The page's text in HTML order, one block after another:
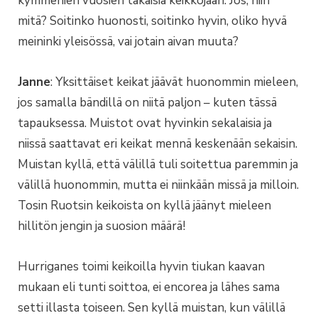
mitä? Soitinko huonosti, soitinko hyvin, oliko hyvä
meininki yleisössä, vai jotain aivan muuta?
Janne: Yksittäiset keikat jäävät huonommin mieleen,
jos samalla bändillä on niitä paljon – kuten tässä
tapauksessa. Muistot ovat hyvinkin sekalaisia ja
niissä saattavat eri keikat mennä keskenään sekaisin.
Muistan kyllä, että välillä tuli soitettua paremmin ja
välillä huonommin, mutta ei niinkään missä ja milloin.
Tosin Ruotsin keikoista on kyllä jäänyt mieleen
hillitön jengin ja suosion määrä!
Hurriganes toimi keikoilla hyvin tiukan kaavan
mukaan eli tunti soittoa, ei encorea ja lähes sama
setti illasta toiseen. Sen kyllä muistan, kun välillä